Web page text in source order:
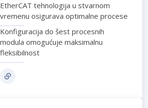
EtherCAT tehnologija u stvarnom
vremenu osigurava optimalne procese
Konfiguracija do šest procesnih
modula omogućuje maksimalnu
fleksibilnost